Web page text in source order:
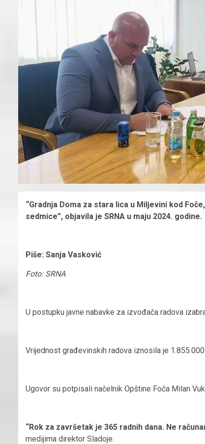
“Gradnja Doma za stara lica u Miljevini kod
sedmice”, objavila je SRNA u maju 2024. godine.
Piše: Sanja Vasković
Foto: SRNA
U postupku javne nabavke za izvođača radova
Vrijednost građevinskih radova iznosila je
Ugovor su potpisali načelnik Opštine Foča Milan
“Rok za završetak je 365 radnih dana. Ne
medijima direktor Sladoje.